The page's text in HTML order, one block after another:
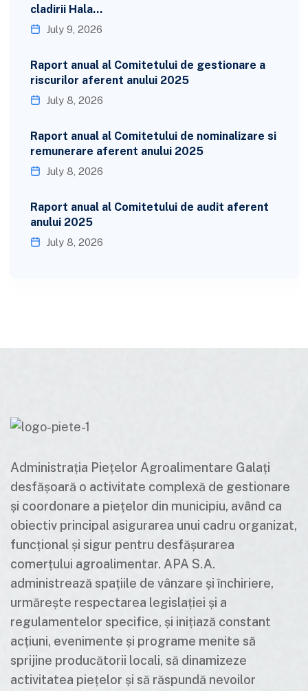
cladirii Hala…
July 9, 2026
Raport anual al Comitetului de gestionare a
riscurilor aferent anului 2025
July 8, 2026
Raport anual al Comitetului de nominalizare si
remunerare aferent anului 2025
July 8, 2026
Raport anual al Comitetului de audit aferent
anului 2025
July 8, 2026
Administrația Piețelor Agroalimentare Galați
desfășoară o activitate complexă de gestionare
și coordonare a piețelor din municipiu, având ca
obiectiv principal asigurarea unui cadru organizat,
funcțional și sigur pentru desfășurarea
comerțului agroalimentar. APA S.A.
administrează spațiile de vânzare și închiriere,
urmărește respectarea legislației și a
regulamentelor specifice, și inițiază constant
acțiuni, evenimente și programe menite să
sprijine producătorii locali, să dinamizeze
activitatea piețelor și să răspundă nevoilor